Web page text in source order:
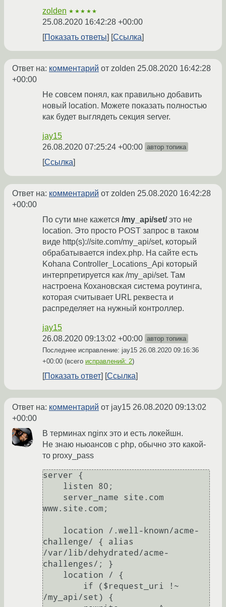
zolden ★★★★★
25.08.2020 16:42:28 +00:00
Показать ответы
Ссылка
Ответ на: комментарий от zolden 25.08.2020 16:42:28
+00:00
Не совсем понял, как правильно добавить
новый location. Можете показать полностью
как будет выглядеть секция server.
jay15
26.08.2020 07:25:24 +00:00 автор топика
Ссылка
Ответ на: комментарий от zolden 25.08.2020 16:42:28
+00:00
По сути мне кажется /my_api/set/это не
location. Это просто POST запрос в таком
виде http(s)://site.com/my_api/set, который
обрабатывается index.php. На сайте есть
Kohana Controller_Locations_Api который
интерпретируется как /my_api/set. Там
настроена Кохановская система роутинга,
которая считывает URL реквеста и
распределяет на нужный контроллер.
jay15
26.08.2020 09:13:02 +00:00 автор топика
Последнее исправление: jay15 26.08.2020 09:16:36
+00:00 (всего исправлений: 2)
Показать ответ Ссылка
Ответ на: комментарий от jay15 26.08.2020 09:13:02
+00:00
В терминах nginx это и есть локейшн.
Не знаю ньюансов с php, обычно это какой-
то proxy_pass
server {
www.site.com;
challenge/ { alias
/var/lib/dehydrated/acme-
challenges/; }
/my_api/set) {